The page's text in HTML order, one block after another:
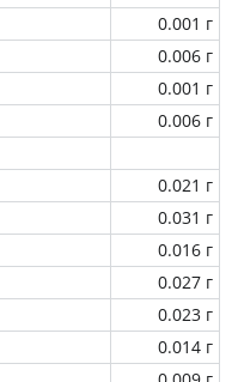
0.001 г
0.006 г
0.001 г
0.006 г
0.021 г
0.031 г
0.016 г
0.027 г
0.023 г
0.014 г